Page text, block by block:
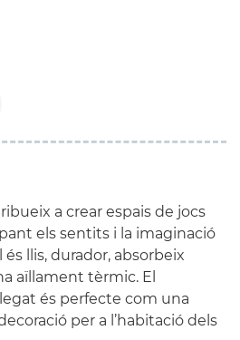
a crear espais de jocs
els sentits i la imaginació
llis, durador, absorbeix
aïllament tèrmic. El
és perfecte com una
per a l’habitació dels